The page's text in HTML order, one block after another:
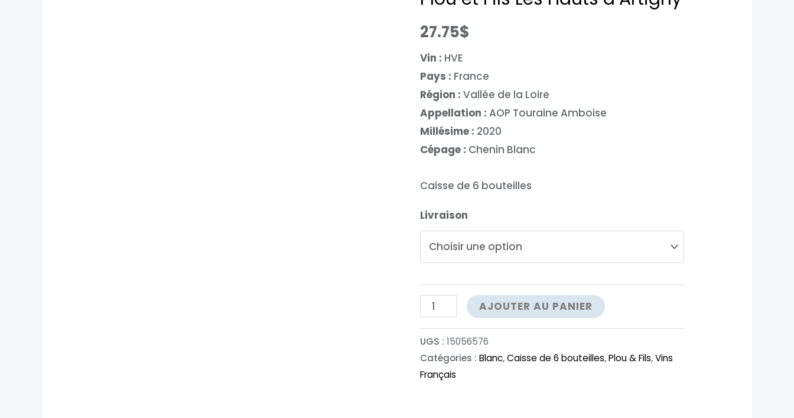
27.75$
Vin : HVE
Pays : France
Région : Vallée de la Loire
Appellation : AOP Touraine Amboise
Millésime : 2020
Cépage : Chenin Blanc
Caisse de 6 bouteilles
Livraison
quantité
de
Plou
et
Fils
AJOUTER AU PANIER
UGS : 15056576
Catégories : Blanc,Caisse de 6 bouteilles,Plou & Fils,Vins
Français